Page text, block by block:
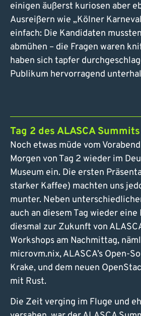
einigen äußerst kuriosen aber
Ausreißern wie „Kölner
einfach: Die Kandidaten
abmühen – die Fragen waren
haben sich tapfer
Publikum hervorragend
Tag 2 des ALASCA
Noch etwas müde vom
Morgen von Tag 2 wieder im
Museum ein. Die ersten
starker Kaffee) machten uns
munter. Neben
auch an diesem Tag wieder
diesmal zur Zukunft von
Workshops am Nachmittag,
microvm.nix, ALASCA’s Open-
Krake, und dem neuen
mit Rust.
Die Zeit verging im Fluge und